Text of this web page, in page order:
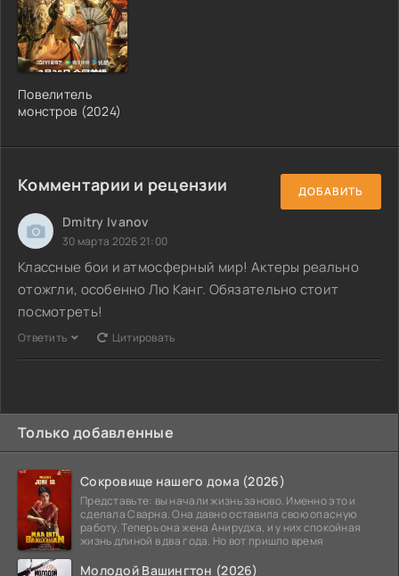
Повелитель
монстров (2024)
Комментарии и рецензии ДОБАВИТЬ
Dmitry Ivanov
30 марта 2026 21:00
Классные бои и атмосферный мир! Актеры реально
отожгли, особенно Лю Канг. Обязательно стоит
посмотреть!
Ответить Цитировать
Только добавленные
Сокровище нашего дома (2026)
Представьте: вы начали жизнь заново. Именно это и
сделала Сварна. Она давно оставила свою опасную
работу. Теперь она жена Анирудха, и у них спокойная
жизнь длиной в два года. Но вот пришло время
Молодой Вашингтон (2026)